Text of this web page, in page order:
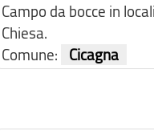
Campo da bocce in
Chiesa.
Comune:
Cicagna